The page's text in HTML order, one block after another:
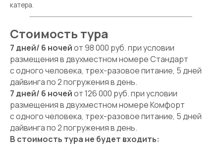
катера.
Стоимость тура
7 дней/ 6 ночейот 98 000 руб. при условии
размещения в двухместном номере Стандарт
с одного человека, трех-разовое питание, 5 дней
дайвинга по 2 погружения в день.
7 дней/ 6 ночейот 126 000 руб. при условии
размещения в двухместном номере Комфорт
с одного человека, трех-разовое питание, 5 дней
дайвинга по 2 погружения в день.
В стоимость тура не будет входить: